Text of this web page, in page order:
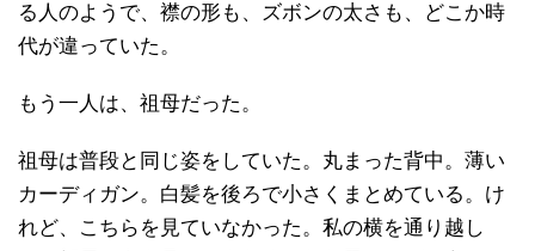
る人のようで、襟の形も、ズボンの太さも、どこか時
代が違っていた。
もう一人は、祖母だった。
祖母は普段と同じ姿をしていた。丸まった背中。薄い
カーディガン。白髪を後ろで小さくまとめている。け
れど、こちらを見ていなかった。私の横を通り越し